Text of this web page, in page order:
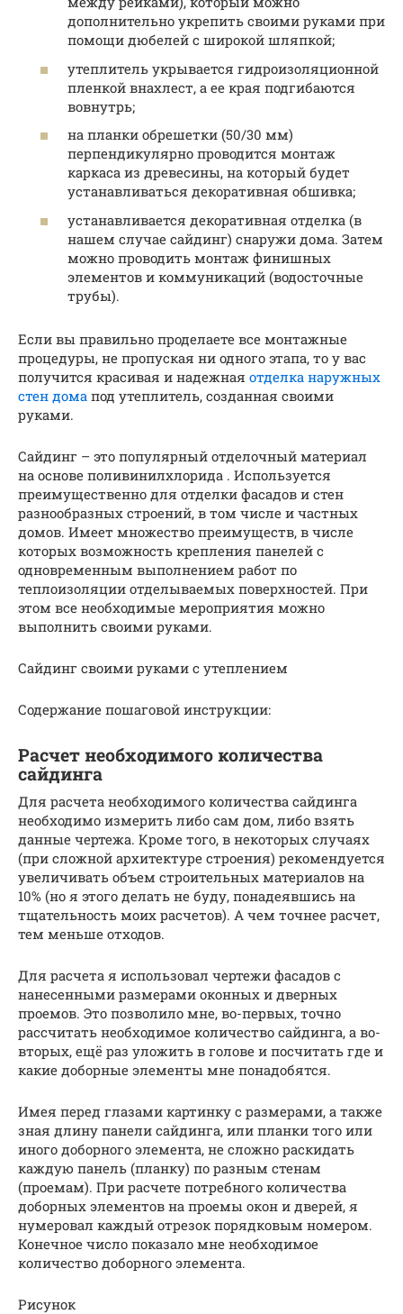
дополнительно укрепить своими руками при
помощи дюбелей с широкой шляпкой;
утеплитель укрывается гидроизоляционной
пленкой внахлест, а ее края подгибаются
вовнутрь;
на планки обрешетки (50/30 мм)
перпендикулярно проводится монтаж
каркаса из древесины, на который будет
устанавливаться декоративная обшивка;
устанавливается декоративная отделка (в
нашем случае сайдинг) снаружи дома. Затем
можно проводить монтаж финишных
элементов и коммуникаций (водосточные
трубы).
Если вы правильно проделаете все монтажные
процедуры, не пропуская ни одного этапа, то у вас
получится красивая и надежная отделка наружных
стен дома под утеплитель, созданная своими
руками.
Сайдинг – это популярный отделочный материал
на основе поливинилхлорида . Используется
преимущественно для отделки фасадов и стен
разнообразных строений, в том числе и частных
домов. Имеет множество преимуществ, в числе
которых возможность крепления панелей с
одновременным выполнением работ по
теплоизоляции отделываемых поверхностей. При
этом все необходимые мероприятия можно
выполнить своими руками.
Сайдинг своими руками с утеплением
Содержание пошаговой инструкции:
Расчет необходимого количества
сайдинга
Для расчета необходимого количества сайдинга
необходимо измерить либо сам дом, либо взять
данные чертежа. Кроме того, в некоторых случаях
(при сложной архитектуре строения) рекомендуется
увеличивать объем строительных материалов на
10% (но я этого делать не буду, понадеявшись на
тщательность моих расчетов). А чем точнее расчет,
тем меньше отходов.
Для расчета я использовал чертежи фасадов с
нанесенными размерами оконных и дверных
проемов. Это позволило мне, во-первых, точно
рассчитать необходимое количество сайдинга, а во-
вторых, ещё раз уложить в голове и посчитать где и
какие доборные элементы мне понадобятся.
Имея перед глазами картинку с размерами, а также
зная длину панели сайдинга, или планки того или
иного доборного элемента, не сложно раскидать
каждую панель (планку) по разным стенам
(проемам). При расчете потребного количества
доборных элементов на проемы окон и дверей, я
нумеровал каждый отрезок порядковым номером.
Конечное число показало мне необходимое
количество доборного элемента.
Рисунок